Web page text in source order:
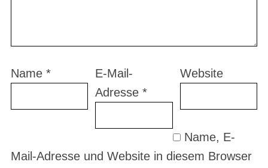
Name *
E-Mail-
Adresse*
Website
Name, E-
Mail-Adresse und Website in diesem Browser